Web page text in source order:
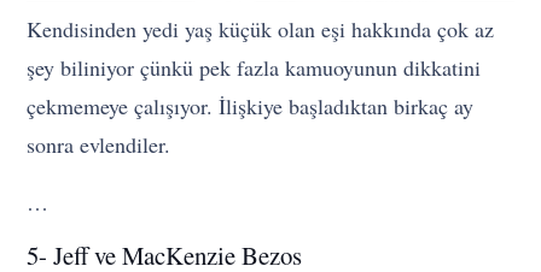
Kendisinden yedi yaş küçük olan eşi hakkında çok az
şey biliniyor çünkü pek fazla kamuoyunun dikkatini
çekmemeye çalışıyor. İlişkiye başladıktan birkaç ay
sonra evlendiler.
…
5- Jeff ve MacKenzie Bezos